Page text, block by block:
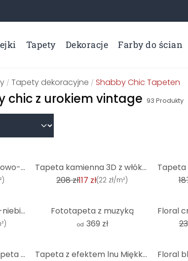
Tapety Dekoracje Farby do ścian
/Tapety dekoracyjne / Shabby Chic Tapeten
chic z urokiem vintage 93 Produkty
Tapeta w kwiaty kremowo-szara - tapeta z włókniny Country House A.S. Création - matowa, jasna faktur
)
Tapeta kamienna 3D z włókniny beżowa - nowoczesna tapeta z włókniny z efektem kamienia do salonu, pr
208 zł117 zł(22 zł/m²)
Tapeta w kwiaty biało-niebieska - tapeta z włókniny Country House A.S. Création - matowa i lekko tek
)
Fototapeta z muzyką
od 369 zł
Floral white green - tapeta flizelinowa Country House A.S. Création - matowa i lekko teksturowana
Tapeta z efektem lnu Miękka szarość - tapeta z włókniny zapewniająca elegancką atmosferę